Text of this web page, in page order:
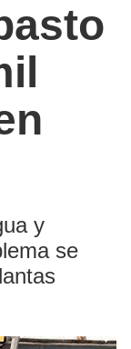
y
se